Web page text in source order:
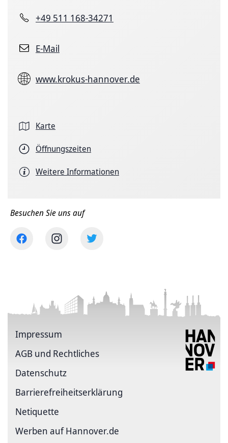
+49 511 168-34271
E-Mail
www.krokus-hannover.de
Karte
Öffnungszeiten
Weitere Informationen
Besuchen Sie uns auf
Impressum
AGB und Rechtliches
Datenschutz
Barriere­freiheits­erklärung
Netiquette
Werben auf Hannover.de